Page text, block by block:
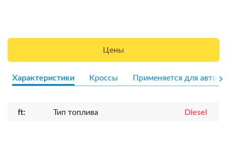
Цены
Характеристики Кроссы Применяется для авто
ft: Тип топлива Diesel